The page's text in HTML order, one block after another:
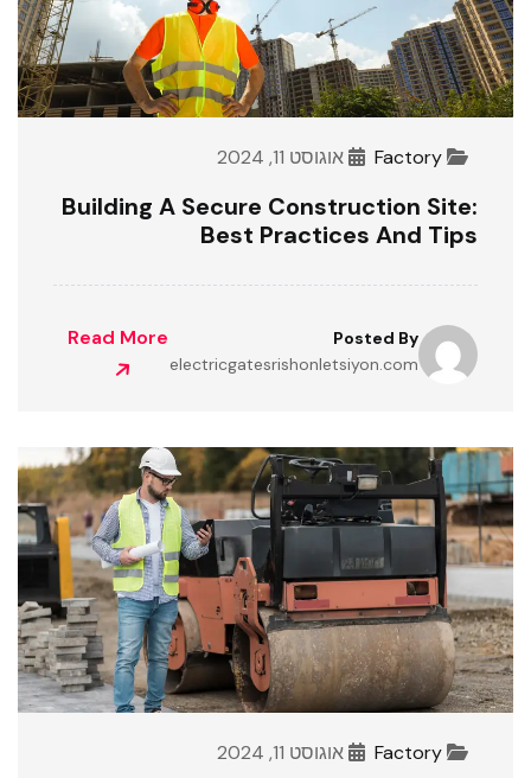
Factory אוגוסט 11, 2024
Building A Secure Construction Site:
Best Practices And Tips
Posted By
electricgatesrishonletsiyon.com
Read More
Factory אוגוסט 11, 2024